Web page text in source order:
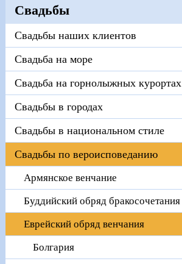
Свадьбы
Свадьбы наших клиентов
Свадьба на море
Свадьба на горнолыжных курортах
Свадьбы в городах
Свадьбы в национальном стиле
Свадьбы по вероисповеданию
Армянское венчание
Буддийский обряд бракосочетания
Еврейский обряд венчания
Болгария